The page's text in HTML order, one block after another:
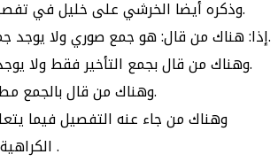
وذكره أيضا الخرشي على خليل في تفصيل مذهب المالكية.
إذا: هناك من قال: هو جمع صوري ولا يوجد جمع تقديم ولا تأخير.
وهناك من قال بجمع التأخير فقط ولا يوجد جمع تقديم عنده.
وهناك من قال بالجمع مطلقا تقديما وتأخيرا.
وهناك من جاء عنه التفصيل فيما
الكراهية، كما هو عند مالك .